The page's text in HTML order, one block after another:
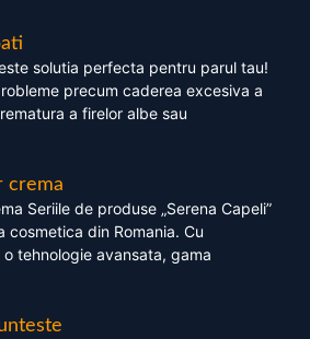
solutia perfecta pentru parul tau!
precum caderea excesiva a
a firelor albe sau
crema
Seriile de produse „Serena Capeli”
din Romania. Cu
tehnologie avansata, gama